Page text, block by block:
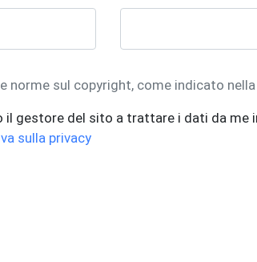
norme sul copyright, come indicato nella
gestore del sito a trattare i dati da me
sulla privacy